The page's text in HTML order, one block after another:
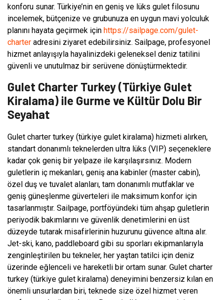
konforu sunar. Türkiye’nin en geniş ve lüks gulet filosunu
incelemek, bütçenize ve grubunuza en uygun mavi yolculuk
planını hayata geçirmek için https://sailpage.com/gulet-
charter adresini ziyaret edebilirsiniz. Sailpage, profesyonel
hizmet anlayışıyla hayalinizdeki geleneksel deniz tatilini
güvenli ve unutulmaz bir serüvene dönüştürmektedir.
Gulet Charter Turkey (Türkiye Gulet
Kiralama) ile Gurme ve Kültür Dolu Bir
Seyahat
Gulet charter turkey (türkiye gulet kiralama) hizmeti alırken,
standart donanımlı teknelerden ultra lüks (VIP) seçeneklere
kadar çok geniş bir yelpaze ile karşılaşırsınız. Modern
guletlerin iç mekanları, geniş ana kabinler (master cabin),
özel duş ve tuvalet alanları, tam donanımlı mutfaklar ve
geniş güneşlenme güverteleri ile maksimum konfor için
tasarlanmıştır. Sailpage, portföyündeki tüm ahşap guletlerin
periyodik bakımlarını ve güvenlik denetimlerini en üst
düzeyde tutarak misafirlerinin huzurunu güvence altına alır.
Jet-ski, kano, paddleboard gibi su sporları ekipmanlarıyla
zenginleştirilen bu tekneler, her yaştan tatilci için deniz
üzerinde eğlenceli ve hareketli bir ortam sunar. Gulet charter
turkey (türkiye gulet kiralama) deneyimini benzersiz kılan en
önemli unsurlardan biri, teknede size özel hizmet veren